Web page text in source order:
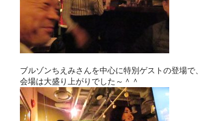
ブルゾンちえみさんを中心に特別ゲストの登場で、
会場は大盛り上がりでした～＾＾